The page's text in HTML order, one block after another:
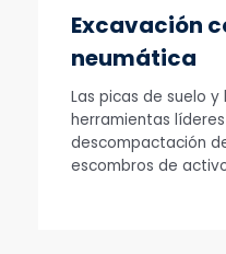
Excavación
neumática
Las picas de suelo
herramientas
descompactación
escombros de